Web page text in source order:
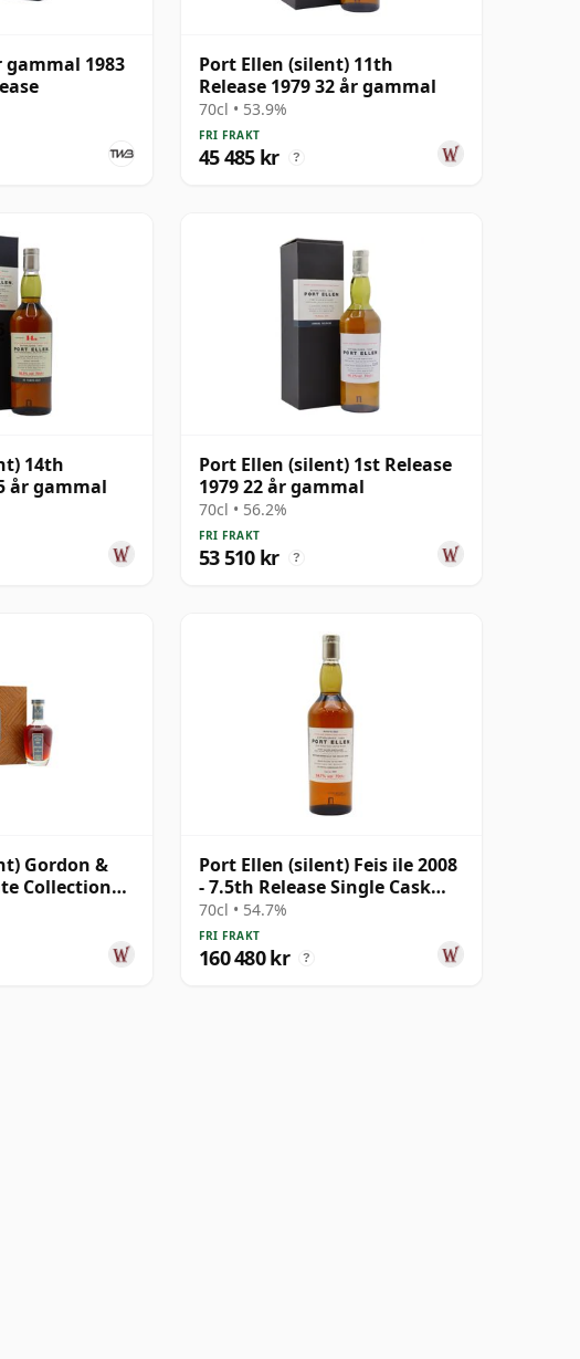
gammal 1983
Port Ellen (silent) 11th
Release 1979 32 år gammal
70cl • 53.9%
FRI FRAKT
45 485 kr ?
14th
år gammal
Port Ellen (silent) 1st Release
1979 22 år gammal
70cl • 56.2%
FRI FRAKT
53 510 kr ?
Gordon &
Collection
42 år
Port Ellen (silent) Feis ile 2008
- 7.5th Release Single Cask
1981 27 år gammal
70cl • 54.7%
FRI FRAKT
160 480 kr ?